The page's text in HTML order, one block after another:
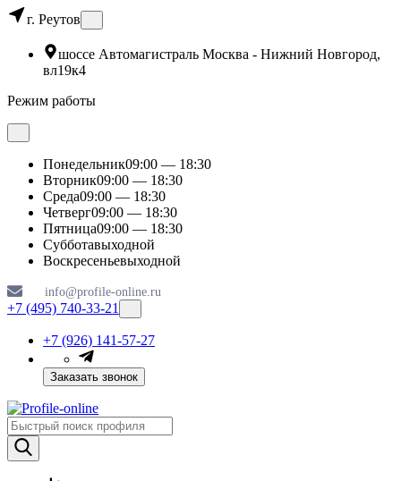
г. Реутов
шоссе Автомагистраль Москва - Нижний Новгород,
вл19к4
Режим работы
Понедельник09:00 — 18:30
Вторник09:00 — 18:30
Среда09:00 — 18:30
Четверг09:00 — 18:30
Пятница09:00 — 18:30
Субботавыходной
Воскресеньевыходной
info@profile-online.ru
+7 (495) 740-33-21
+7 (926) 141-57-27
Заказать звонок